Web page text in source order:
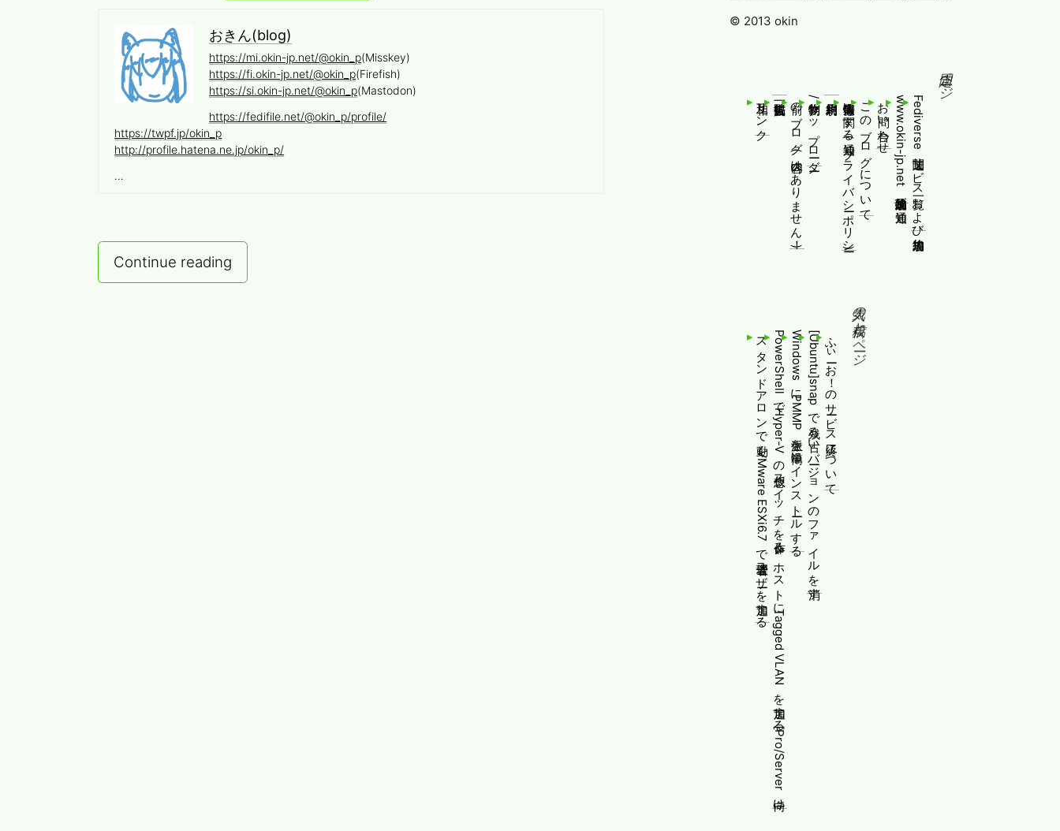
おきん(blog)
https://mi.okin-jp.net/@okin_p(Misskey)
https://fi.okin-jp.net/@okin_p(Firefish)
https://si.okin-jp.net/@okin_p(Mastodon)
https://fedifile.net/@okin_p/profile/
https://twpf.jp/okin_p
http://profile.hatena.ne.jp/okin_p/
…
Continue reading[Outdated]
Visual
© 2013 okin
固定ページ
Fediverse関連サービス一覧および追加規約
www.okin-jp.net 追加規約及び通知
お問い合わせ
このブログについて
個人情報等に関する通知(プライバシーポリシー)
制作物/アップローダー
前のブログ(内容はありません！)
相互リンク
人気の投稿とページ
ふぃーお！のサービス終了について
[Ubuntu]snapで残る古いバージョンのファイルを消す
WindowsにPMMP派生を簡単にインストールする
PowerShellでHyper-Vの仮想スイッチを作る&ホストにTagged VLANを追加する[Pro/Server向け]
スタンドアロンで動くVMware ESXi6.7で管理者ユーザーを追加する